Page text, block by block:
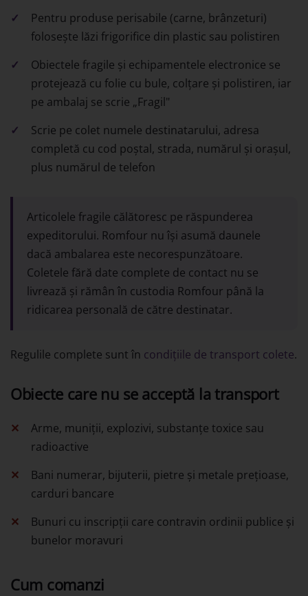
Pentru produse perisabile (carne, brânzeturi)
folosește lăzi frigorifice din plastic sau polistiren
Obiectele fragile și echipamentele electronice se
protejează cu folie cu bule, colțare și polistiren, iar
pe ambalaj se scrie „Fragil"
Scrie pe colet numele destinatarului, adresa
completă cu cod poștal, strada, numărul și orașul,
plus numărul de telefon
Articolele fragile călătoresc pe răspunderea
expeditorului. Romfour nu își asumă daunele
dacă ambalarea este necorespunzătoare.
Coletele fără date complete de contact nu se
livrează și rămân în custodia Romfour până la
ridicarea personală de către destinatar.
Regulile complete sunt în condițiile de transport colete.
Obiecte care nu se acceptă la transport
Arme, muniții, explozivi, substanțe toxice sau
radioactive
Bani numerar, bijuterii, pietre și metale prețioase,
carduri bancare
Bunuri cu inscripții care contravin ordinii publice și
bunelor moravuri
Cum comanzi